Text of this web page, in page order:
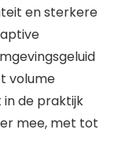
en sterkere
volume
de praktijk
mee, met tot